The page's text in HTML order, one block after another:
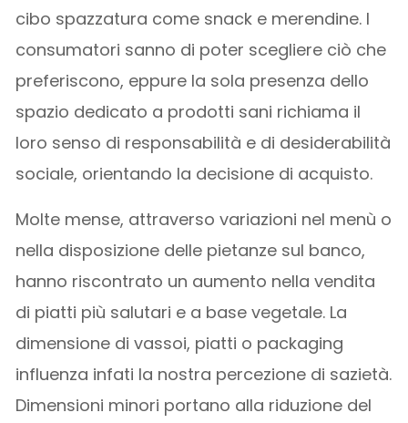
cibo spazzatura come snack e merendine. I
consumatori sanno di poter scegliere ciò che
preferiscono, eppure la sola presenza dello
spazio dedicato a prodotti sani richiama il
loro senso di responsabilità e di desiderabilità
sociale, orientando la decisione di acquisto.
Molte mense, attraverso variazioni nel menù o
nella disposizione delle pietanze sul banco,
hanno riscontrato un aumento nella vendita
di piatti più salutari e a base vegetale. La
dimensione di vassoi, piatti o packaging
influenza infati la nostra percezione di sazietà.
Dimensioni minori portano alla riduzione del